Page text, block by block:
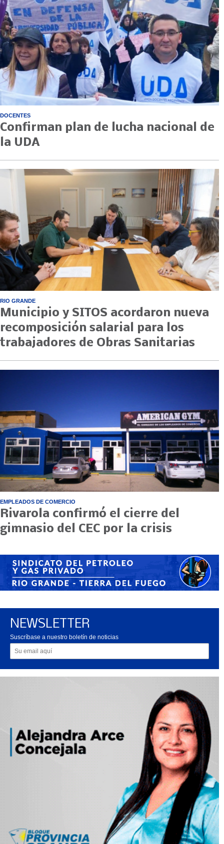
DOCENTES
Confirman plan de lucha nacional de
la UDA
RIO GRANDE
Municipio y SITOS acordaron nueva
recomposición salarial para los
trabajadores de Obras Sanitarias
EMPLEADOS DE COMERCIO
Rivarola confirmó el cierre del
gimnasio del CEC por la crisis
NEWSLETTER
Suscríbase a nuestro boletín de noticias